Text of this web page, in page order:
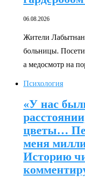
06.08.2026
Жители
больницы.
а медосмотр на
Психология
«У нас
цветы…
меня
Историю